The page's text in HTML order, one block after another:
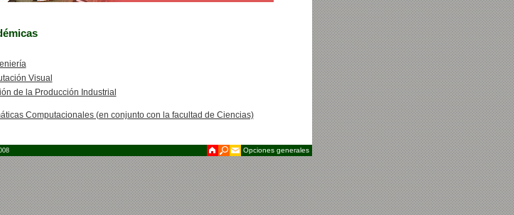
Visual
de la Producción Industrial
Computacionales (en conjunto con la facultad de Ciencias)
Opciones generales